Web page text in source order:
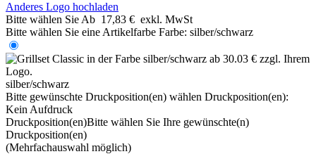
Anderes Logo hochladen
Bitte wählen Sie Ab 17,83 € exkl. MwSt
Bitte wählen Sie eine Artikelfarbe Farbe: silber/schwarz
silber/schwarz
Bitte gewünschte Druckposition(en) wählen Druckposition(en):
Kein Aufdruck
Druckposition(en)Bitte wählen Sie Ihre gewünschte(n)
Druckposition(en)
(Mehrfachauswahl möglich)